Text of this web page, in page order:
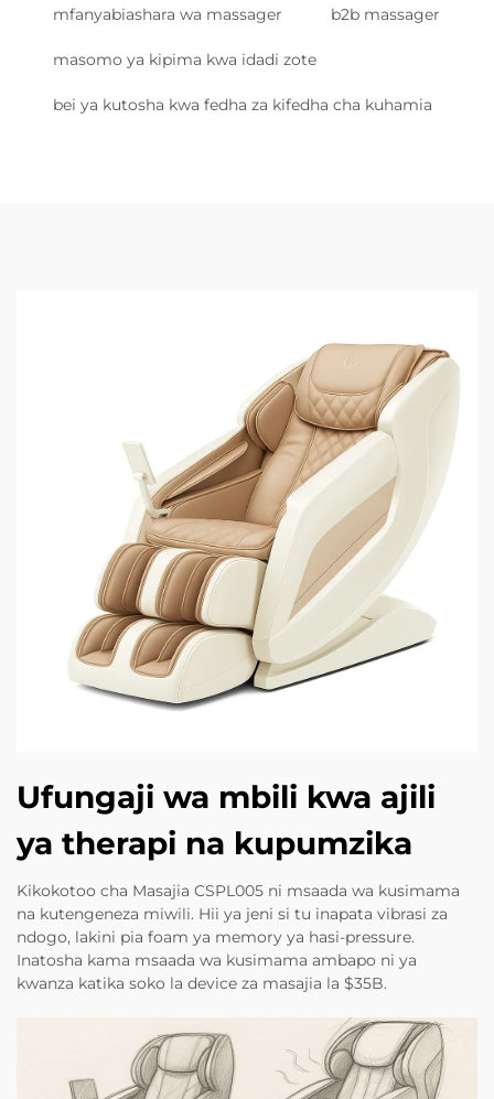
mfanyabiashara wa massager b2b massager
masomo ya kipima kwa idadi zote
bei ya kutosha kwa fedha za kifedha cha kuhamia
Ufungaji wa mbili kwa ajili
ya therapi na kupumzika
Kikokotoo cha Masajia CSPL005 ni msaada wa kusimama
na kutengeneza miwili. Hii ya jeni si tu inapata vibrasi za
ndogo, lakini pia foam ya memory ya hasi-pressure.
Inatosha kama msaada wa kusimama ambapo ni ya
kwanza katika soko la device za masajia la $35B.